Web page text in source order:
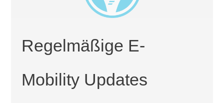
Regelmäßige E-
Mobility Updates